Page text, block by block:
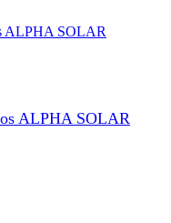
ALPHA SOLAR